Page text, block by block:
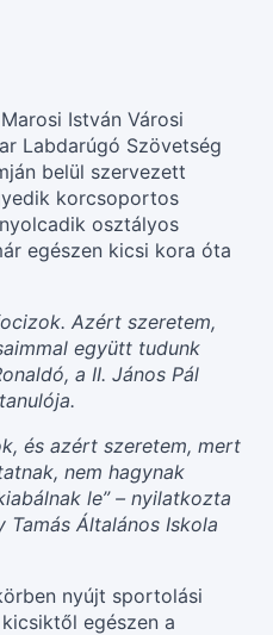
István Városi
Labdarúgó Szövetség
belül szervezett
korcsoportos
osztályos
egészen kicsi kora óta
Azért szeretem,
együtt tudunk
a II. János Pál
és azért szeretem, mert
nem hagynak
le” – nyilatkozta
Tamás Általános Iskola
nyújt sportolási
egészen a